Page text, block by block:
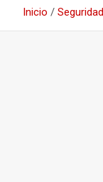
Inicio Seguridad